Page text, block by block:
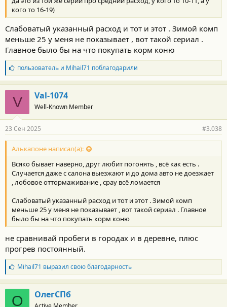
кого то 16-19)
Слабоватый указанный расход и тот и этот . Зимой комп
меньше 25 у меня не показывает , вот такой сериал .
Главное было бы на что покупать корм коню
Б
л
а
г
о
д
а
н
о
с
и
:
пользовательи Mihail71 поблагодарили
V Val-1074
Well-Known Member
23 Сен 2025 #3.038
Алькапоне написал(а):
Всяко бывает наверно, друг любит погонять , всё как есть .
Случается даже с салона выезжают и до дома авто не доезжает
, лобовое оттормаживание , срау всё ломается
Слабоватый указанный расход и тот и этот . Зимой комп
меньше 25 у меня не показывает , вот такой сериал . Главное
было бы на что покупать корм коню
не сравнивай пробеги в городах и в деревне, плюс
прогрев постоянный.
Б
л
а
г
о
Mihail71 выразил свою благодарность
О ОлегСПб